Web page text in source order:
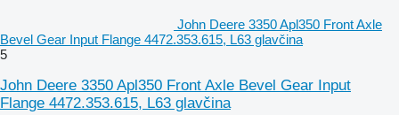
John Deere 3350 Apl350 Front Axle
Bevel Gear Input Flange 4472.353.615, L63 glavčina
5
John Deere 3350 Apl350 Front Axle Bevel Gear Input
Flange 4472.353.615, L63 glavčina